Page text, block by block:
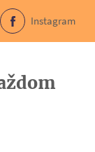
sa do newslettra
Vyhľadávanie
Facebook
Instagram